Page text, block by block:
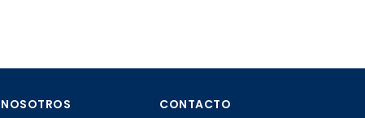
NOSOTROS CONTACTO